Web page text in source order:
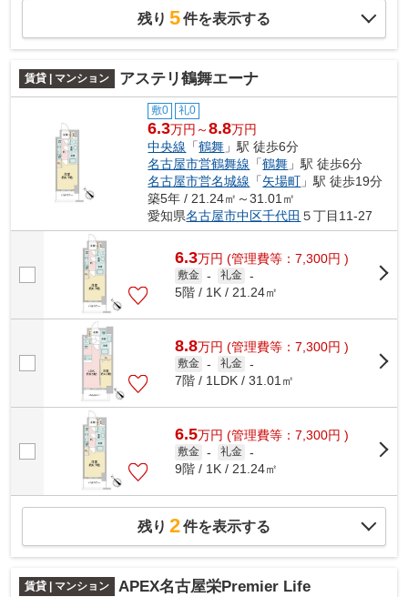
残り 5件を表示する
賃貸 | マンション アステリ鶴舞エーナ
敷0 礼0
6.3万円～8.8万円
中央線 「鶴舞 」駅 徒歩6分
名古屋市営鶴舞線 「鶴舞 」駅 徒歩6分
名古屋市営名城線 「矢場町 」駅 徒歩19分
築5年 / 21.24㎡～31.01㎡
愛知県名古屋市中区千代田 ５丁目11-27
6.3万円 (管理費等：7,300円 )
敷金 - 礼金 -
5階 / 1K / 21.24㎡
8.8万円 (管理費等：7,300円 )
敷金 - 礼金 -
7階 / 1LDK / 31.01㎡
6.5万円 (管理費等：7,300円 )
敷金 - 礼金 -
9階 / 1K / 21.24㎡
残り 2件を表示する
賃貸 | マンション APEX名古屋栄Premier Life